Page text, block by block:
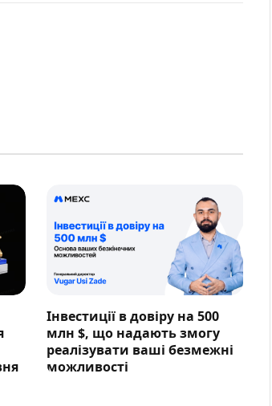
Інвестиції в довіру на 500
млн $, що надають змогу
реалізувати ваші безмежні
можливості